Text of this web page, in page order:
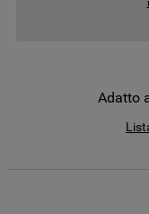
Adatto
come la
Per
raccolti